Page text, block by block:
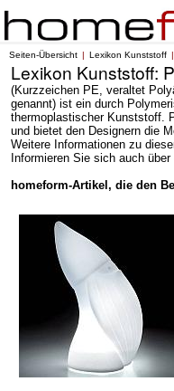
Seiten-Übersicht Lexikon Kunststoff
Lexikon Kunststoff:
(Kurzzeichen PE, veraltet
genannt) ist ein durch
thermoplastischer Kunststoff.
und bietet den Designern die
Weitere Informationen zu
Informieren Sie sich auch
homeform-Artikel, die den